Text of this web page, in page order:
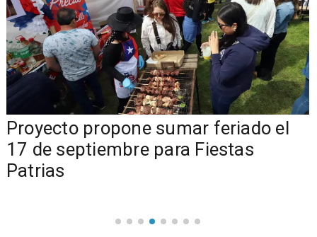
Proyecto propone sumar feriado el
17 de septiembre para Fiestas
Patrias